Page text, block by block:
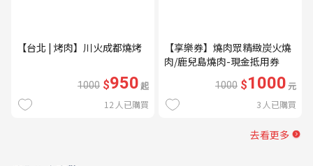
【台北 | 烤肉】川火成都燒烤
1000 $950起
12 人已購買
【享樂券】燒肉眾精緻炭火燒
肉/鹿兒島燒肉-現金抵用券
1000 $1000元
3 人已購買
去看更多